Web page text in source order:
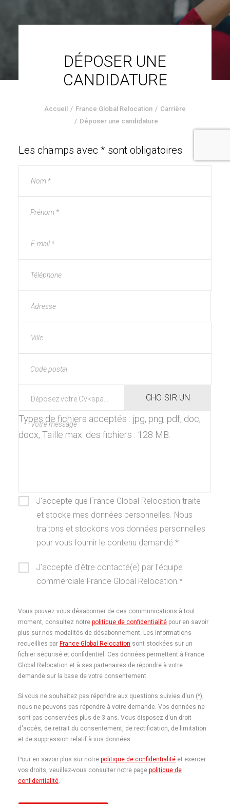
Accueil France Global Relocation
Carrière
Déposer une candidature
DÉPOSER UNE
CANDIDATURE
Les champs avec * sont obligatoires
Types de fichiers acceptés : jpg, png, pdf, doc,
docx, Taille max. des fichiers : 128 MB.
J'accepte que France Global Relocation traite
et stocke mes données personnelles. Nous
traitons et stockons vos données personnelles
pour vous fournir le contenu demandé.*
J'accepte d'être contacté(e) par l'équipe
commerciale France Global Relocation.*
Vous pouvez vous désabonner de ces communications à tout
moment, consultez notre politique de confidentialité pour en savoir
plus sur nos modalités de désabonnement. Les informations
recueillies par France Global Relocation sont stockées sur un
fichier sécurisé et confidentiel. Ces données permettent à France
Global Relocation et à ses partenaires de répondre à votre
demande sur la base de votre consentement.
Si vous ne souhaitez pas répondre aux questions suivies d'un (*),
nous ne pouvons pas répondre à votre demande. Vos données ne
sont pas conservées plus de 3 ans. Vous disposez d'un droit
d'accès, de retrait du consentement, de rectification, de limitation
et de suppression relatif à vos données.
Pour en savoir plus sur notre politique de confidentialité et exercer
vos droits, veuillez-vous consulter notre page politique de
confidentialité.